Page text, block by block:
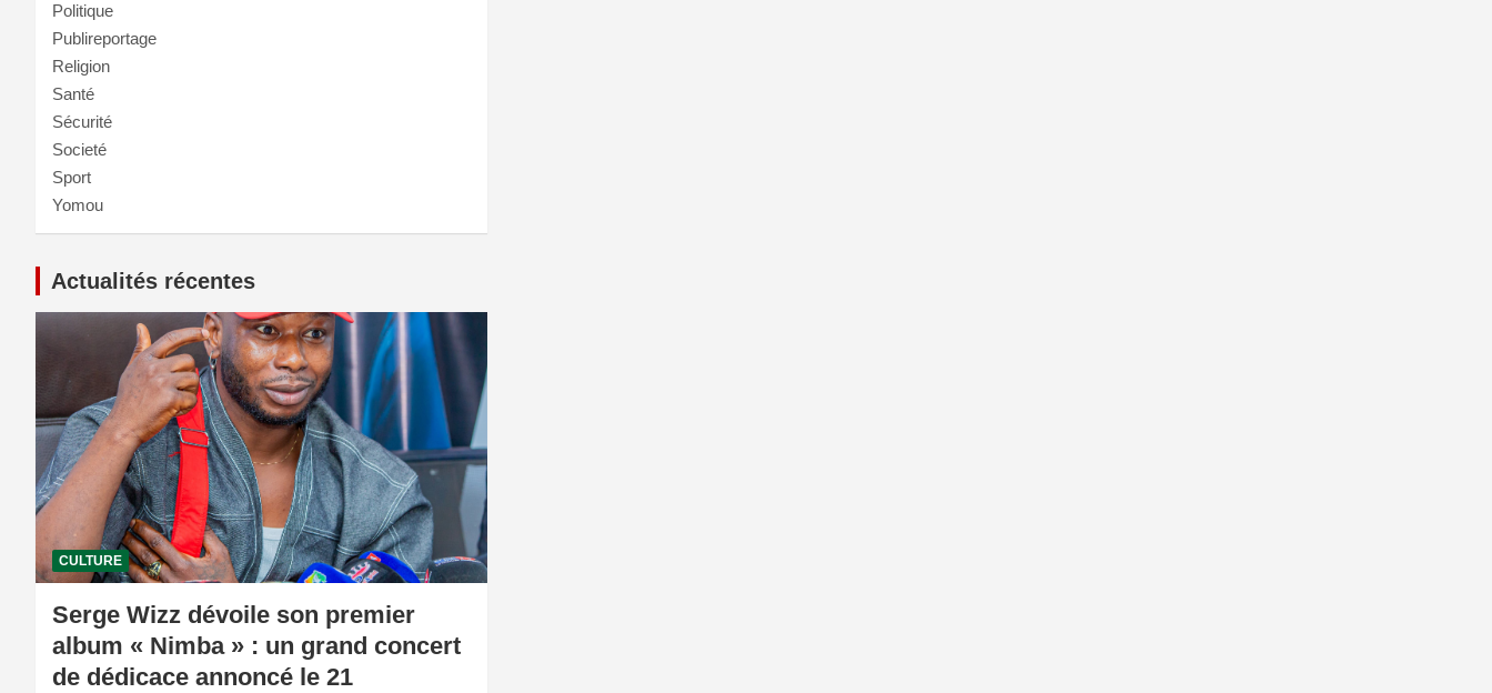
Politique
Publireportage
Religion
Santé
Sécurité
Societé
Sport
Yomou
Actualités récentes
CULTURE
Serge Wizz dévoile son premier
album « Nimba » : un grand concert
de dédicace annoncé le 21